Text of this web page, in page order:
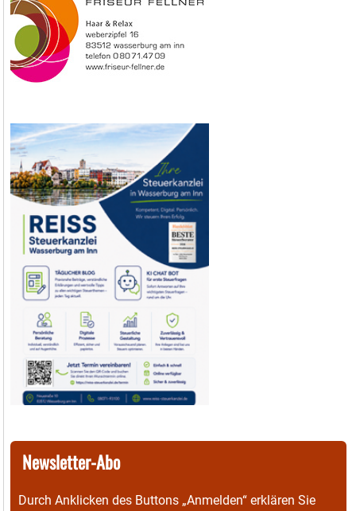
Newsletter-Abo
Durch Anklicken des Buttons „Anmelden“ erklären Sie